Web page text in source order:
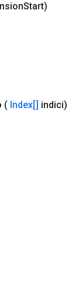
Start)
( Index[] indici)